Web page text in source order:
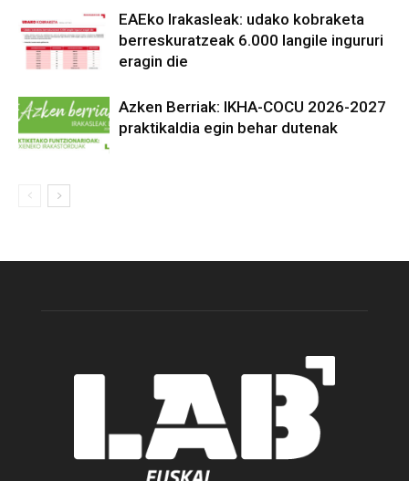
EAEko Irakasleak: udako kobraketa
berreskuratzeak 6.000 langile ingururi
eragin die
Azken Berriak: IKHA-COCU 2026-2027
praktikaldia egin behar dutenak